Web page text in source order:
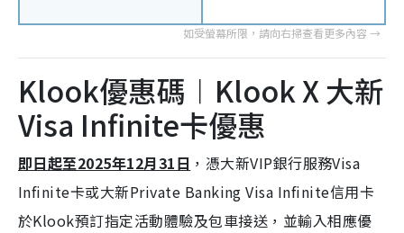
Klook優惠碼︱Klook X 大新
Visa Infinite卡優惠
即日起至2025年12月31日 ，憑大新VIP銀行服務Visa
Infinite卡或大新Private Banking Visa Infinite信用卡
於Klook預訂指定活動體驗及包車接送，並輸入相應優